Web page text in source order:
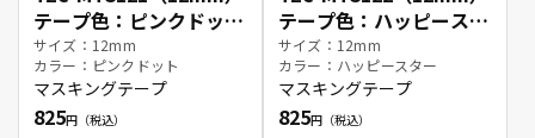
テープ色：ピンクドット
/ 黒文字
サイズ：12mm
カラー：ピンクドット
マスキングテープ
825
テープ色：ハッピースタ
ー / 黒文字
サイズ：12mm
カラー：ハッピースター
マスキングテープ
825